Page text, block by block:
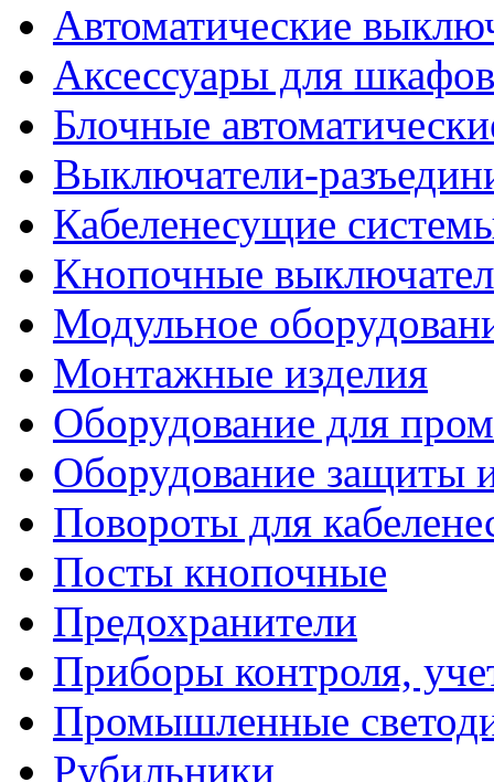
Автоматические
Аксессуары для
Блочные
Выключатели-
Кабеленесущие
Кнопочные
Модульное
Монтажные изделия
Оборудование для
Оборудование защиты
Повороты для
Посты кнопочные
Предохранители
Приборы контроля,
Промышленные
Рубильники